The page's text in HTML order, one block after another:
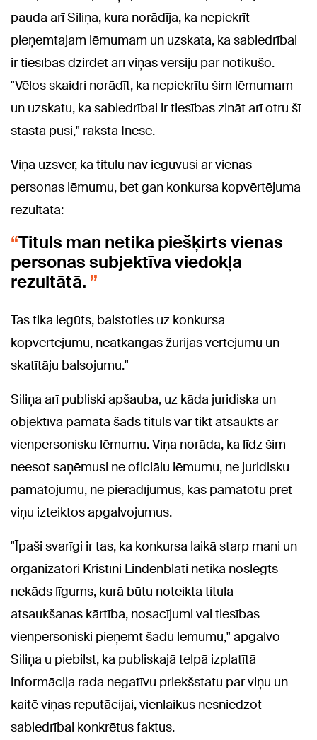
pauda arī Siliņa, kura norādīja, ka nepiekrīt
pieņemtajam lēmumam un uzskata, ka sabiedrībai
ir tiesības dzirdēt arī viņas versiju par notikušo.
"Vēlos skaidri norādīt, ka nepiekrītu šim lēmumam
un uzskatu, ka sabiedrībai ir tiesības zināt arī otru šī
stāsta pusi," raksta Inese.
Viņa uzsver, ka titulu nav ieguvusi ar vienas
personas lēmumu, bet gan konkursa kopvērtējuma
rezultātā:
Tituls man netika piešķirts vienas
personas subjektīva viedokļa
rezultātā.
Tas tika iegūts, balstoties uz konkursa
kopvērtējumu, neatkarīgas žūrijas vērtējumu un
skatītāju balsojumu."
Siliņa arī publiski apšauba, uz kāda juridiska un
objektīva pamata šāds tituls var tikt atsaukts ar
vienpersonisku lēmumu. Viņa norāda, ka līdz šim
neesot saņēmusi ne oficiālu lēmumu, ne juridisku
pamatojumu, ne pierādījumus, kas pamatotu pret
viņu izteiktos apgalvojumus.
"Īpaši svarīgi ir tas, ka konkursa laikā starp mani un
organizatori Kristīni Lindenblati netika noslēgts
nekāds līgums, kurā būtu noteikta titula
atsaukšanas kārtība, nosacījumi vai tiesības
vienpersoniski pieņemt šādu lēmumu," apgalvo
Siliņa u piebilst, ka publiskajā telpā izplatītā
informācija rada negatīvu priekšstatu par viņu un
kaitē viņas reputācijai, vienlaikus nesniedzot
sabiedrībai konkrētus faktus.